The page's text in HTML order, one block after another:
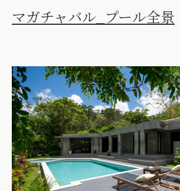
マガチャバル_プール全景